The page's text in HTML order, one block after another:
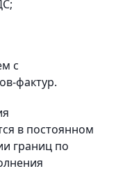
с
фактур.
в постоянном
границ по